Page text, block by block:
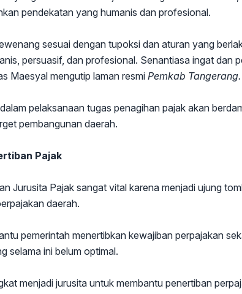
pendekatan yang humanis dan profesional.
sesuai dengan tupoksi dan aturan yang
persuasif, dan profesional. Senantiasa ingat dan
Maesyal mengutip laman resmi Pemkab Tangerang.
pelaksanaan tugas penagihan pajak akan
pembangunan daerah.
Pajak
Jurusita Pajak sangat vital karena menjadi ujung
daerah.
pemerintah menertibkan kewajiban perpajakan
selama ini belum optimal.
menjadi jurusita untuk membantu penertiban